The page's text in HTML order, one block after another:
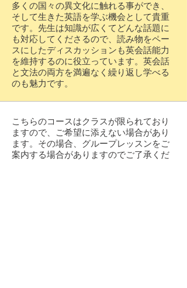
多くの国々の異文化に触れる事ができ、
そして生きた英語を学ぶ機会として貴重
です。先生は知識が広くてどんな話題に
も対応してくださるので、読み物をペー
スにしたディスカッションも英会話能力
を維持するのに役立っています。英会話
と文法の両方を満遍なく繰り返し学べる
のも魅力です。
こちらのコースはクラスが限られており
ますので、
ご希望に添えない場合があり
ます。 その場合、グループレッスンをご
案内する場合がありますのでご了承くだ